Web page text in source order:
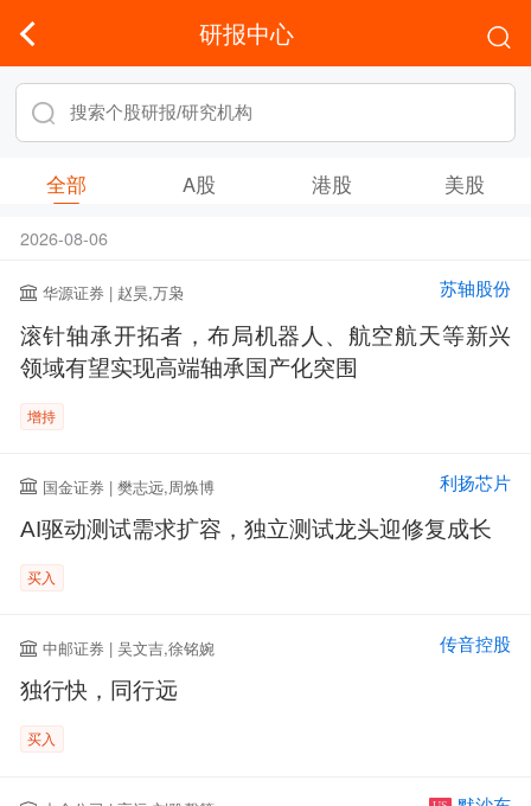
研报中心
全部 A股 港股 美股
2026-08-06
华源证券 | 赵昊,万枭 苏轴股份
滚针轴承开拓者，布局机器人、航空航天等新兴
领域有望实现高端轴承国产化突围
增持
国金证券 | 樊志远,周焕博 利扬芯片
AI驱动测试需求扩容，独立测试龙头迎修复成长
买入
中邮证券 | 吴文吉,徐铭婉 传音控股
独行快，同行远
买入